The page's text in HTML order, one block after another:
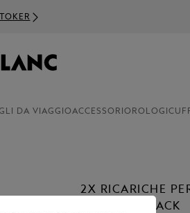
DA VIAGGIOACCESSORI OROLOGI
2X RICARICHE
MYSTERY BLACK